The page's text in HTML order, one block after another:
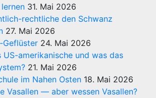
31. Mai 2026
rechtliche den Schwanz
27. Mai 2026
Geflüster 24. Mai 2026
US-amerikanische und was das
21. Mai 2026
im Nahen Osten 18. Mai 2026
Vasallen — aber wessen Vasallen?